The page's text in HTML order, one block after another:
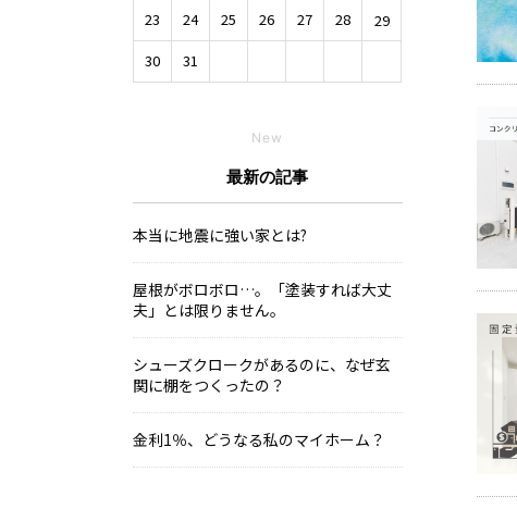
23
24 25 26 27 28
29
30
31
New
最新の記事
本当に地震に強い家とは?
屋根がボロボロ…。「塗装すれば大丈
夫」とは限りません。
シューズクロークがあるのに、なぜ玄
関に棚をつくったの？
金利1％、どうなる私のマイホーム？